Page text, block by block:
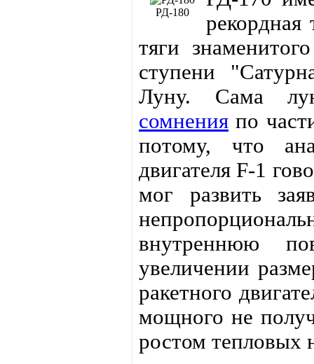
РД-180
тяги
ступени
Луну. Сама
сомнения по
потому, что
двигателя F-1
мог развить
внутреннюю
увеличении
ракетного
мощного не
ростом тепловых